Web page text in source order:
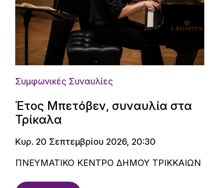
Συμφωνικές Συναυλίες
Έτος Μπετόβεν, συναυλία στα
Τρίκαλα
Κυρ. 20 Σεπτεμβρίου 2026, 20:30
ΠΝΕΥΜΑΤΙΚΟ ΚΕΝΤΡΟ ΔΗΜΟΥ ΤΡΙΚΚΑΙΩΝ